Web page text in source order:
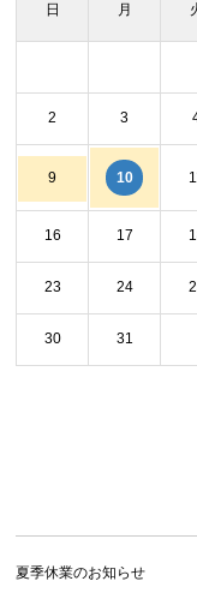
日 月
2 3
9 10
16 17
23 24
30 31
夏季休業のお知らせ